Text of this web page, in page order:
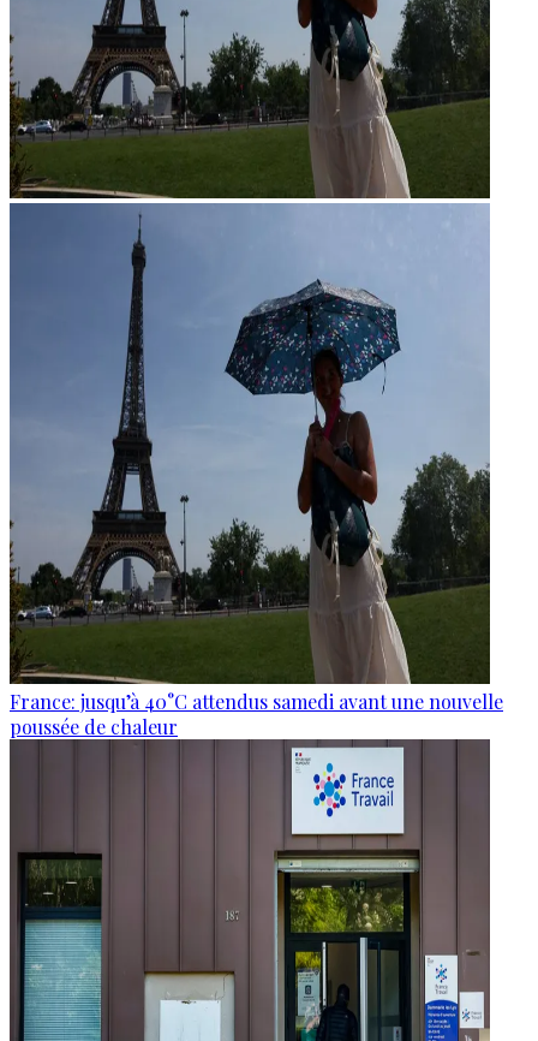
France: jusqu’à 40°C attendus samedi avant une nouvelle
poussée de chaleur